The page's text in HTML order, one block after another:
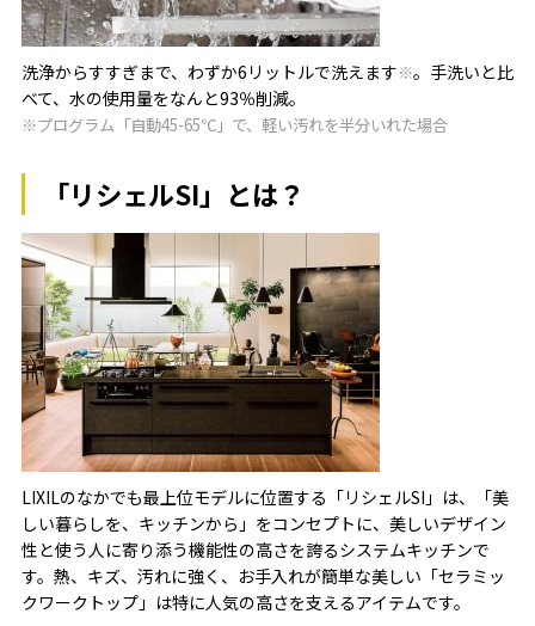
洗浄からすすぎまで、わずか6リットルで洗えます※。手洗いと比
べて、水の使用量をなんと93％削減。
※プログラム「自動45-65℃」で、軽い汚れを半分いれた場合
「リシェルSI」とは？
LIXILのなかでも最上位モデルに位置する「リシェルSI」は、「美
しい暮らしを、キッチンから」をコンセプトに、美しいデザイン
性と使う人に寄り添う機能性の高さを誇るシステムキッチンで
す。熱、キズ、汚れに強く、お手入れが簡単な美しい「セラミッ
クワークトップ」は特に人気の高さを支えるアイテムです。